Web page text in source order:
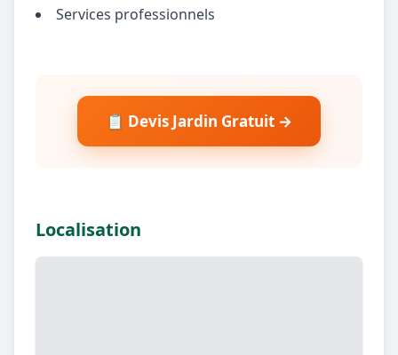
Services professionnels
📋 Devis Jardin Gratuit →
Localisation